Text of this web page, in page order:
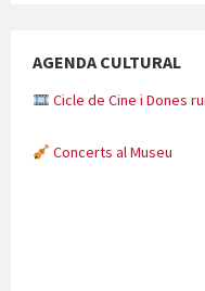
AGENDA CULTURAL
Cicle de Cine i Dones
Concerts al Museu